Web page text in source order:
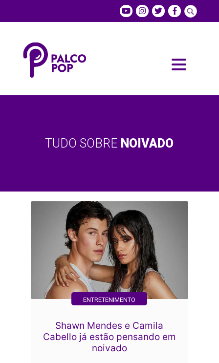
TUDO SOBRE NOIVADO
ENTRETENIMENTO
Shawn Mendes e Camila
Cabello já estão pensando em
noivado